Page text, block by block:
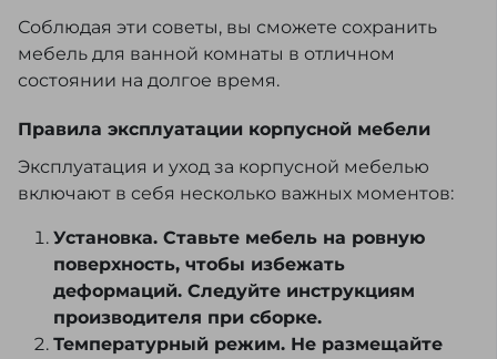
Соблюдая эти советы, вы сможете сохранить
мебель для ванной комнаты в отличном
состоянии на долгое время.
Правила эксплуатации корпусной мебели
Эксплуатация и уход за корпусной мебелью
включают в себя несколько важных моментов:
Установка. Ставьте мебель на ровную
поверхность, чтобы избежать
деформаций. Следуйте инструкциям
производителя при сборке.
Температурный режим. Не размещайте